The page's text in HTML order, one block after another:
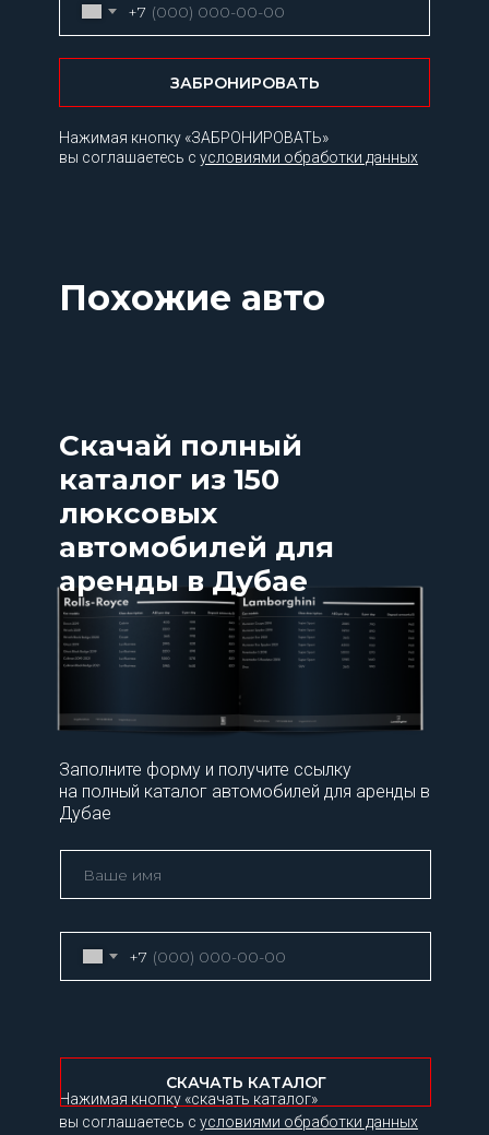
Нажимая кнопку «ЗАБРОНИРОВАТЬ»
вы соглашаетесь с условиями обработки данных
+7
ЗАБРОНИРОВАТЬ
Похожие авто
Нажимая кнопку «скачать каталог»
вы соглашаетесь с условиями обработки данных
Скачай полный
каталог из 150
люксовых
автомобилей для
аренды в Дубае
+7
СКАЧАТЬ КАТАЛОГ
Заполните форму и получите ссылку
на полный каталог автомобилей для аренды в
Дубае